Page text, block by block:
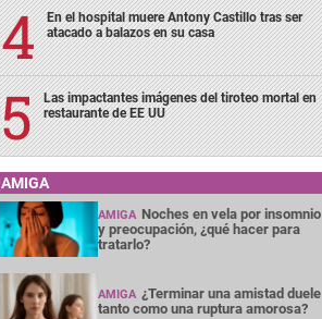
En el hospital muere Antony Castillo tras ser
atacado a balazos en su casa
Las impactantes imágenes del tiroteo mortal en
restaurante de EE UU
AMIGA
AMIGA Noches en vela por insomnio
y preocupación, ¿qué hacer para
tratarlo?
AMIGA ¿Terminar una amistad duele
tanto como una ruptura amorosa?